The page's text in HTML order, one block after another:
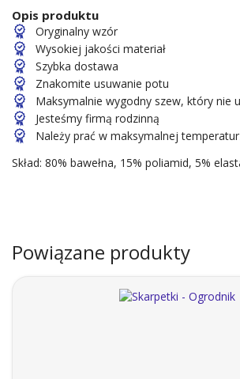
Opis produktu
Oryginalny wzór
Wysokiej jakości materiał
Szybka dostawa
Znakomite usuwanie potu
Maksymalnie wygodny szew, który nie
Jesteśmy firmą rodzinną
Należy prać w maksymalnej
Skład: 80% bawełna, 15% poliamid, 5%
Powiązane produkty